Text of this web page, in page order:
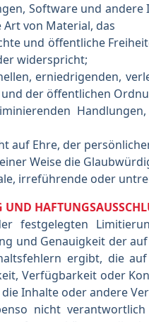
Software und
Art von Material, das
und öffentliche
widerspricht;
erniedrigenden,
und der öffentlichen
auf Ehre, der
Weise die
irreführende oder
UND
festgelegten
und Genauigkeit der
ergibt, die
Verfügbarkeit oder
die Inhalte oder andere
nicht